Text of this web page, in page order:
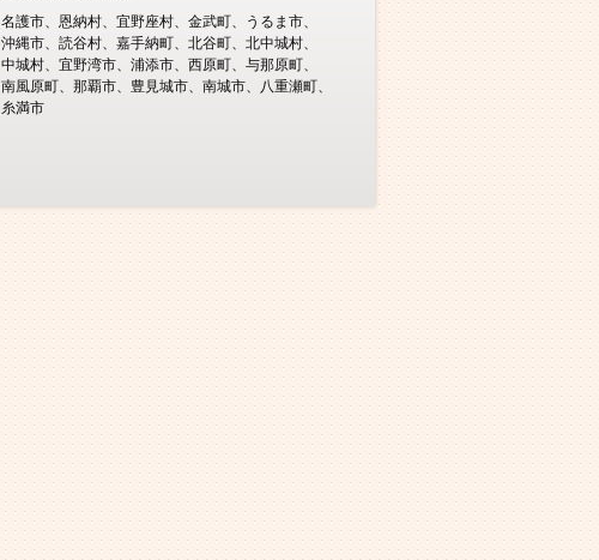
名護市
恩納村 宜野座村 金武町
うるま市
沖縄市
読谷村 嘉手納町 北谷町
北中城村
中城村
宜野湾市 浦添市 西原町
与那原町
南風原町
那覇市 豊見城市 南城市
八重瀬町
糸満市